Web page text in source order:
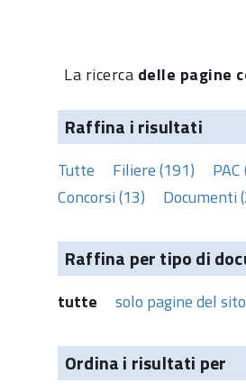
La ricerca delle pagine
Raffina i risultati
Tutte Filiere (191)
Concorsi (13)
Documenti
Raffina per tipo di
tutte solo pagine del sito
Ordina i risultati per